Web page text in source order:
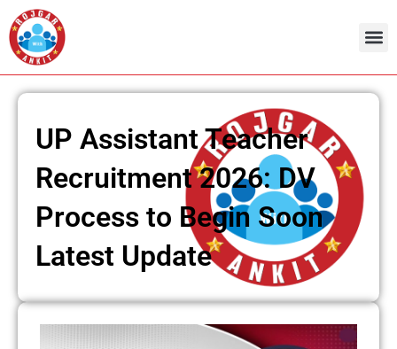
Skip
to
content
UP Assistant Teacher
Recruitment 2026: DV
Process to Begin Soon
Latest Update